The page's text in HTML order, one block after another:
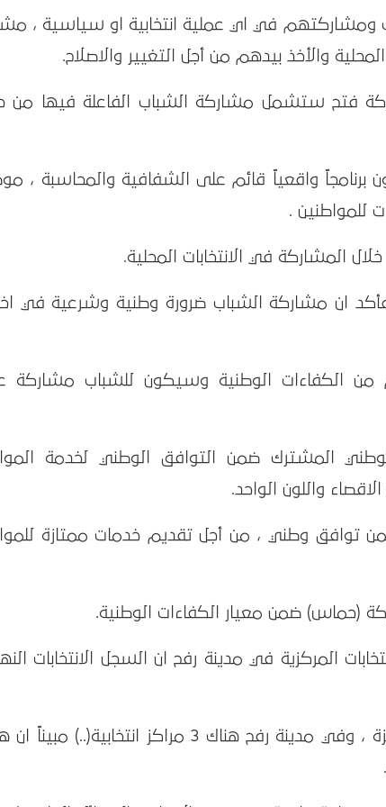
ومشاركتهم في اي عملية انتخابية او سياسية ،
والأخذ بيدهم من أجل التغيير والاصلاح.
فتح ستشمل مشاركة الشباب الفاعلة فيها من
برنامجاً واقعياً قائم على الشفافية والمحاسبة ،
للمواطنين .
المشاركة في الانتخابات المحلية.
ان مشاركة الشباب ضرورة وطنية وشرعية في
الكفاءات الوطنية وسيكون للشباب مشاركة
المشترك ضمن التوافق الوطني لخدمة
واللون الواحد.
توافق وطني ، من أجل تقديم خدمات ممتازة
(حماس) ضمن معيار الكفاءات الوطنية.
المركزية في مدينة رفح ان السجل الانتخابات
وقال ان هناك 25 هيئة محلية في قطاع غزة ، وفي مدينة رفح هناك 3 مراكز انتخابية(..)